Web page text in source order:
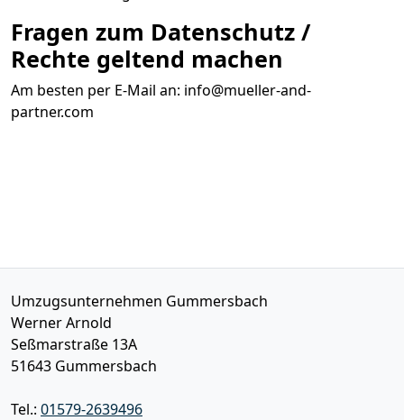
Fragen zum Datenschutz /
Rechte geltend machen
Am besten per E-Mail an: info@mueller-and-
partner.com
Umzugsunternehmen Gummersbach
Werner Arnold
Seßmarstraße 13A
51643 Gummersbach
Tel.: 01579-2639496